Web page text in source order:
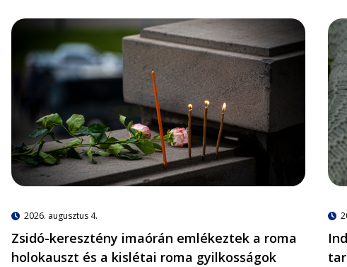
2026. augusztus 4.
Zsidó-keresztény imaórán emlékeztek a roma
holokauszt és a kislétai roma gyilkosságok